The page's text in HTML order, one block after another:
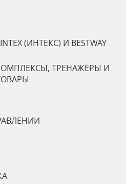
(ИНТЕКС) И BESTWAY
ТРЕНАЖЁРЫ И